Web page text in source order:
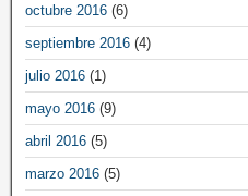
octubre 2016 (6)
septiembre 2016 (4)
julio 2016 (1)
mayo 2016 (9)
abril 2016 (5)
marzo 2016 (5)